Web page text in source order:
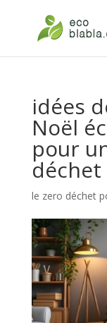
idées
Noël
pour
déchet
le zero déchet